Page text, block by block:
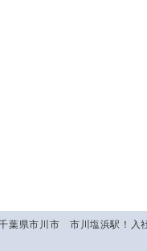
葉県市川市 市川塩浜駅！